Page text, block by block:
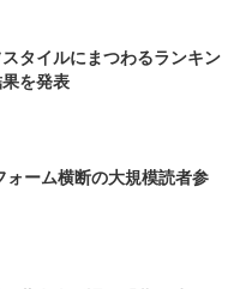
タイルにまつわるランキン
を発表
ーム横断の大規模読者参